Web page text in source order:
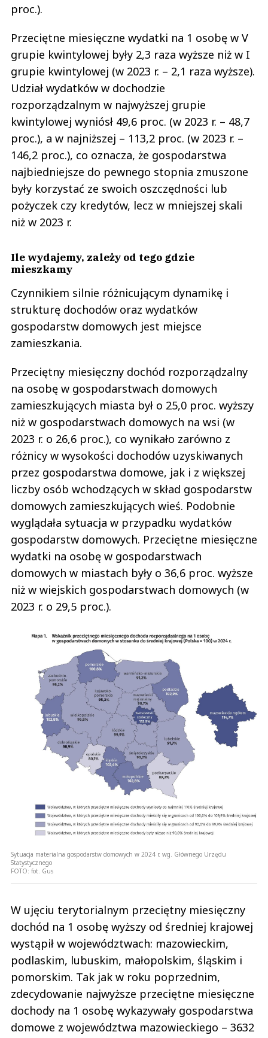
proc.).
Przeciętne miesięczne wydatki na 1 osobę w V
grupie kwintylowej były 2,3 raza wyższe niż w I
grupie kwintylowej (w 2023 r. – 2,1 raza wyższe).
Udział wydatków w dochodzie
rozporządzalnym w najwyższej grupie
kwintylowej wyniósł 49,6 proc. (w 2023 r. – 48,7
proc.), a w najniższej – 113,2 proc. (w 2023 r. –
146,2 proc.), co oznacza, że gospodarstwa
najbiedniejsze do pewnego stopnia zmuszone
były korzystać ze swoich oszczędności lub
pożyczek czy kredytów, lecz w mniejszej skali
niż w 2023 r.
Ile wydajemy, zależy od tego gdzie
mieszkamy
Czynnikiem silnie różnicującym dynamikę i
strukturę dochodów oraz wydatków
gospodarstw domowych jest miejsce
zamieszkania.
Przeciętny miesięczny dochód rozporządzalny
na osobę w gospodarstwach domowych
zamieszkujących miasta był o 25,0 proc. wyższy
niż w gospodarstwach domowych na wsi (w
2023 r. o 26,6 proc.), co wynikało zarówno z
różnicy w wysokości dochodów uzyskiwanych
przez gospodarstwa domowe, jak i z większej
liczby osób wchodzących w skład gospodarstw
domowych zamieszkujących wieś. Podobnie
wyglądała sytuacja w przypadku wydatków
gospodarstw domowych. Przeciętne miesięczne
wydatki na osobę w gospodarstwach
domowych w miastach były o 36,6 proc. wyższe
niż w wiejskich gospodarstwach domowych (w
2023 r. o 29,5 proc.).
Sytuacja materialna gospodarstw domowych w 2024 r. wg. Głównego Urzędu
Statystycznego
FOTO: fot. Gus
W ujęciu terytorialnym przeciętny miesięczny
dochód na 1 osobę wyższy od średniej krajowej
wystąpił w województwach: mazowieckim,
podlaskim, lubuskim, małopolskim, śląskim i
pomorskim. Tak jak w roku poprzednim,
zdecydowanie najwyższe przeciętne miesięczne
dochody na 1 osobę wykazywały gospodarstwa
domowe z województwa mazowieckiego – 3632